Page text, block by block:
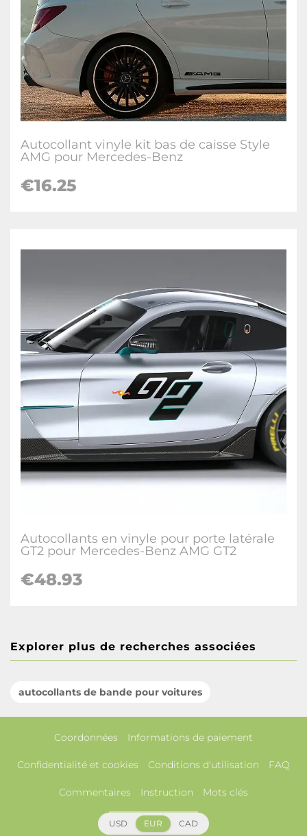
Autocollant vinyle kit bas de caisse Style
AMG pour Mercedes-Benz
€16.25
Autocollants en vinyle pour porte latérale
GT2 pour Mercedes-Benz AMG GT2
€48.93
Explorer plus de recherches associées
autocollants de bande pour voitures
Coordonnées Informations de paiement
Confidentialité et cookies Conditions d'utilisation FAQ
Commentaires Instruction Mots clés
USD EUR CAD